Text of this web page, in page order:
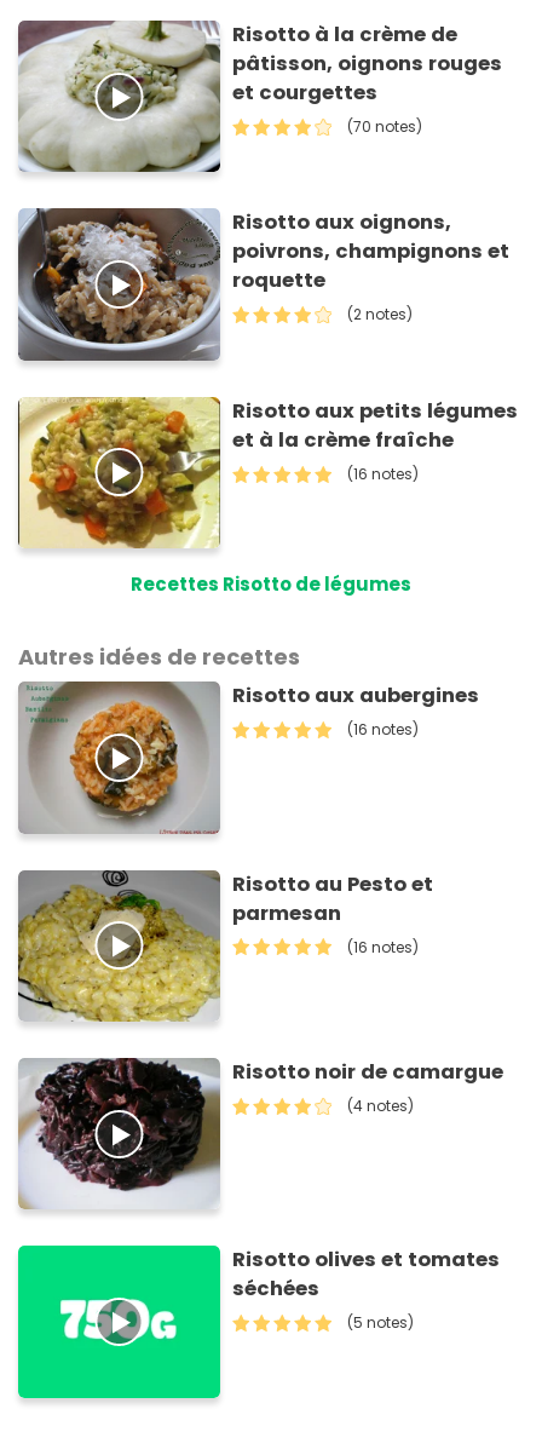
Risotto à la crème de
pâtisson, oignons rouges
et courgettes
(70 notes)
Risotto aux oignons,
poivrons, champignons et
roquette
(2 notes)
Risotto aux petits légumes
et à la crème fraîche
(16 notes)
Recettes Risotto de légumes
Autres idées de recettes
Risotto aux aubergines
(16 notes)
Risotto au Pesto et
parmesan
(16 notes)
Risotto noir de camargue
(4 notes)
Risotto olives et tomates
séchées
(5 notes)